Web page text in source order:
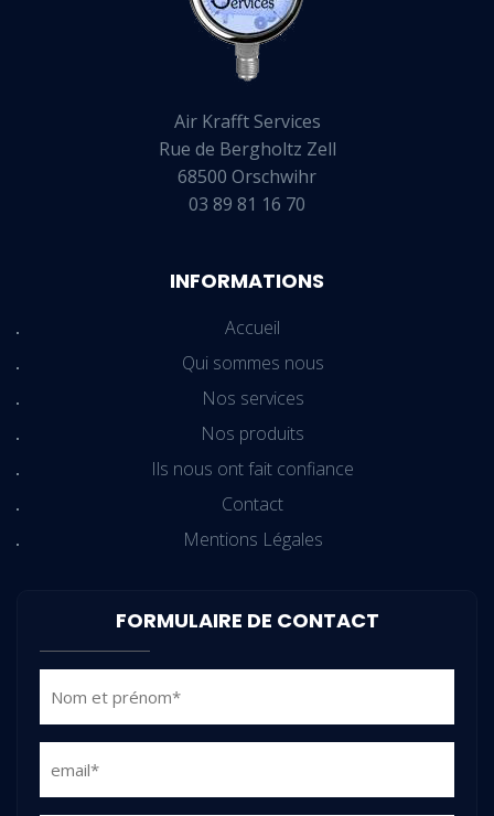
Air Krafft Services
Rue de Bergholtz Zell
68500 Orschwihr
03 89 81 16 70
INFORMATIONS
Accueil
Qui sommes nous
Nos services
Nos produits
Ils nous ont fait confiance
Contact
Mentions Légales
FORMULAIRE DE CONTACT